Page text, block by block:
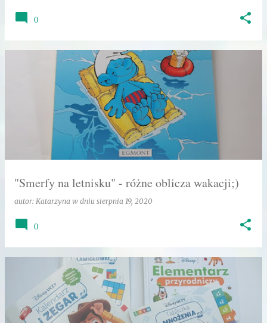
0
"Smerfy na letnisku" - różne oblicza wakacji;)
autor: Katarzyna w dniu sierpnia 19, 2020
0